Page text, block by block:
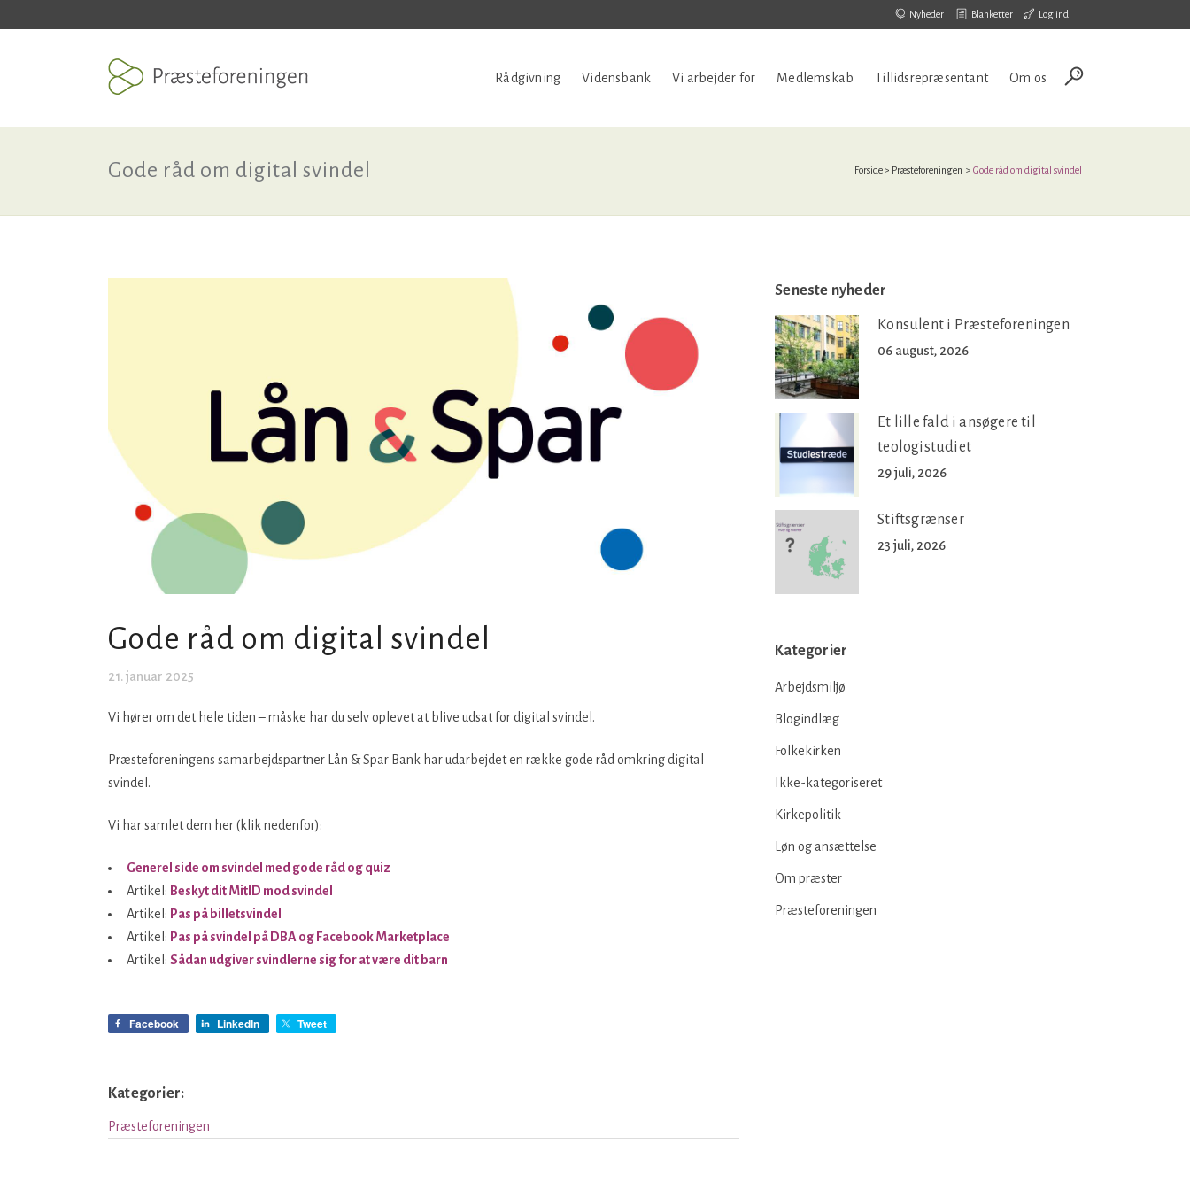
Nyheder Blanketter Log ind
Rådgivning Vidensbank Vi arbejder for Medlemskab Tillidsrepræsentant Om os
Gode råd om digital svindel Forside> Præsteforeningen > Gode råd om digital svindel
Gode råd om digital svindel
21. januar 2025
Vi hører om det hele tiden – måske har du selv oplevet at blive udsat for digital svindel.
Præsteforeningens samarbejdspartner Lån & Spar Bank har udarbejdet en række gode råd omkring digital
svindel.
Vi har samlet dem her (klik nedenfor):
Generel side om svindel med gode råd og quiz
Artikel: Beskyt dit MitID mod svindel
Artikel: Pas på billetsvindel
Artikel: Pas på svindel på DBA og Facebook Marketplace
Artikel: Sådan udgiver svindlerne sig for at være dit barn
Facebook LinkedIn Tweet
Kategorier:
Præsteforeningen
Seneste nyheder
Konsulent i Præsteforeningen
06 august, 2026
Et lille fald i ansøgere til
teologistudiet
29 juli, 2026
Stiftsgrænser
23 juli, 2026
Kategorier
Arbejdsmiljø
Blogindlæg
Folkekirken
Ikke-kategoriseret
Kirkepolitik
Løn og ansættelse
Om præster
Præsteforeningen